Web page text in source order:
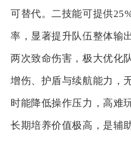
可替代。二技能可提供
率，显著提升队伍整体输
两次致命伤害，极大优化
增伤、护盾与续航能力，
时能降低操作压力，高难
长期培养价值极高，是辅